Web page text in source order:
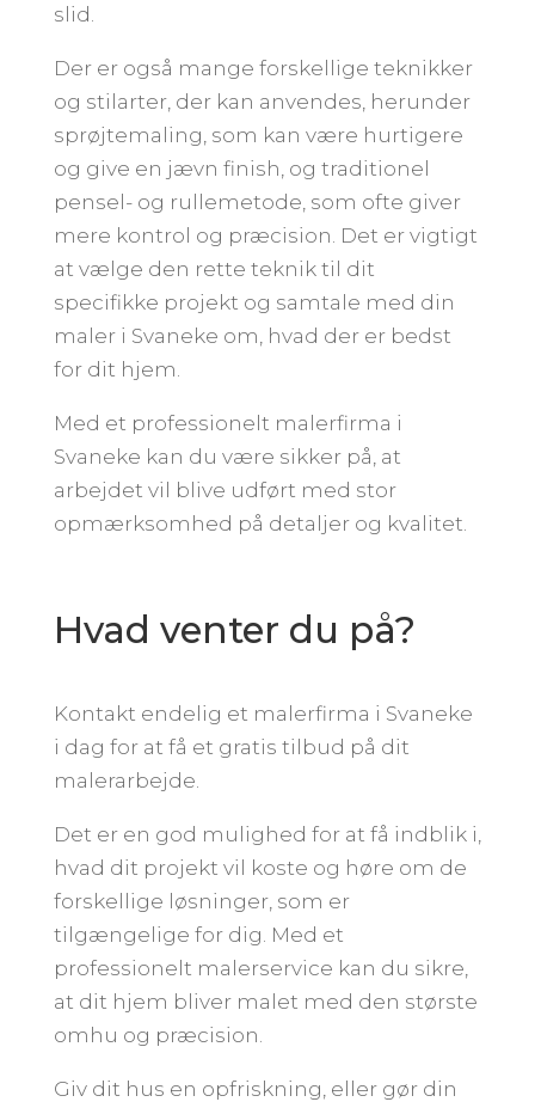
slid.
Der er også mange forskellige teknikker
og stilarter, der kan anvendes, herunder
sprøjtemaling, som kan være hurtigere
og give en jævn finish, og traditionel
pensel- og rullemetode, som ofte giver
mere kontrol og præcision. Det er vigtigt
at vælge den rette teknik til dit
specifikke projekt og samtale med din
maler i Svaneke om, hvad der er bedst
for dit hjem.
Med et professionelt malerfirma i
Svaneke kan du være sikker på, at
arbejdet vil blive udført med stor
opmærksomhed på detaljer og kvalitet.
Hvad venter du på?
Kontakt endelig et malerfirma i Svaneke
i dag for at få et gratis tilbud på dit
malerarbejde.
Det er en god mulighed for at få indblik i,
hvad dit projekt vil koste og høre om de
forskellige løsninger, som er
tilgængelige for dig. Med et
professionelt malerservice kan du sikre,
at dit hjem bliver malet med den største
omhu og præcision.
Giv dit hus en opfriskning, eller gør din